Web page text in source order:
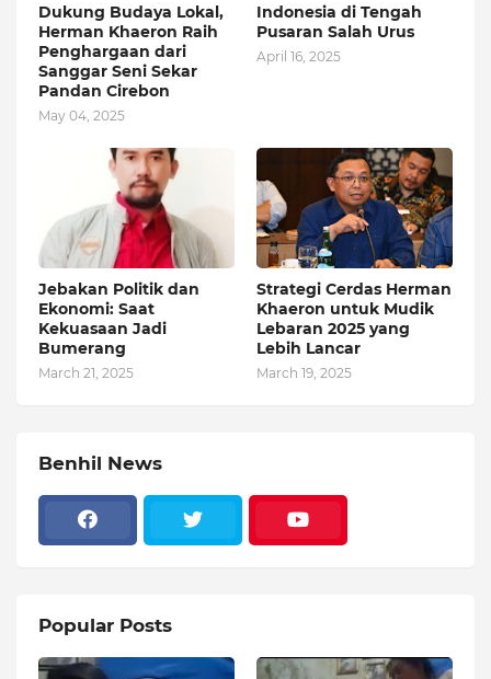
Dukung Budaya Lokal,
Herman Khaeron Raih
Penghargaan dari
Sanggar Seni Sekar
Pandan Cirebon
May 04, 2025
Indonesia di Tengah
Pusaran Salah Urus
April 16, 2025
Jebakan Politik dan
Ekonomi: Saat
Kekuasaan Jadi
Bumerang
March 21, 2025
Strategi Cerdas Herman
Khaeron untuk Mudik
Lebaran 2025 yang
Lebih Lancar
March 19, 2025
Benhil News
Popular Posts